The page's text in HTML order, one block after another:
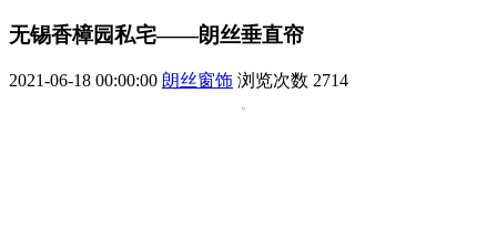
无锡香樟园私宅——朗丝垂直帘
2021-06-18 00:00:00 朗丝窗饰 浏览次数 2714
。